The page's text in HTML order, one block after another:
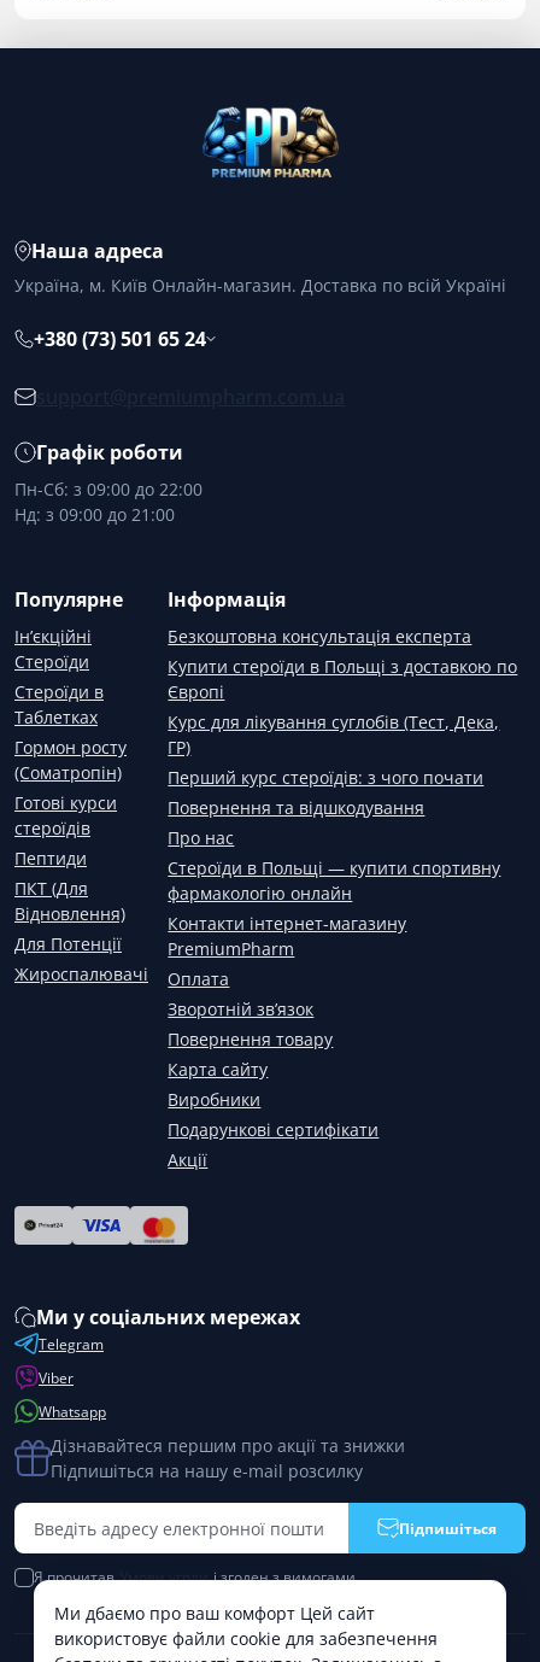
Наша адреса
Україна, м. Київ Онлайн-магазин. Доставка по всій Україні
+380 (73) 501 65 24
Графік роботи
Пн-Сб: з 09:00 до 22:00
Нд: з 09:00 до 21:00
Популярне
Ін’єкційні
Стероїди
Стероїди в
Таблетках
Гормон росту
(Соматропін)
Готові курси
стероїдів
Пептиди
ПКТ (Для
Відновлення)
Для Потенції
Жироспалювачі
Інформація
Безкоштовна консультація експерта
Купити стероїди в Польщі з доставкою по
Європі
Курс для лікування суглобів (Тест, Дека,
ГР)
Перший курс стероїдів: з чого почати
Повернення та відшкодування
Про нас
Стероїди в Польщі — купити спортивну
фармакологію онлайн
Контакти інтернет-магазину
PremiumPharm
Оплата
Зворотній зв’язок
Повернення товару
Карта сайту
Виробники
Подарункові сертифікати
Акції
Ми у соціальних мережах
Telegram
Viber
Whatsapp
Дізнавайтеся першим про акції та знижки
Підпишіться на нашу e-mail розсилку
Підпишіться
Я прочитав Умови угоди і згоден з вимогами
Ми дбаємо про ваш комфорт Цей сайт
використовує файли cookie для забезпечення